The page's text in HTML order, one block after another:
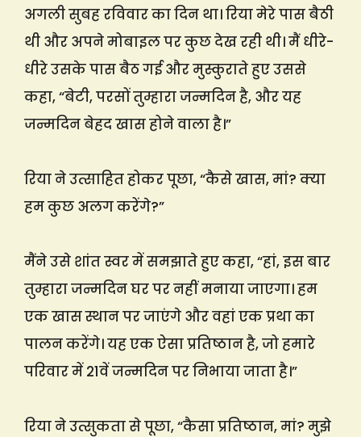
अगली सुबह रविवार का दिन था। रिया मेरे पास बैठी
थी और अपने मोबाइल पर कुछ देख रही थी। मैं धीरे-
धीरे उसके पास बैठ गई और मुस्कुराते हुए उससे
कहा, “बेटी, परसों तुम्हारा जन्मदिन है, और यह
जन्मदिन बेहद खास होने वाला है।”
रिया ने उत्साहित होकर पूछा, “कैसे खास, मां? क्या
हम कुछ अलग करेंगे?”
मैंने उसे शांत स्वर में समझाते हुए कहा, “हां, इस बार
तुम्हारा जन्मदिन घर पर नहीं मनाया जाएगा। हम
एक खास स्थान पर जाएंगे और वहां एक प्रथा का
पालन करेंगे। यह एक ऐसा प्रतिष्ठान है, जो हमारे
परिवार में 21वें जन्मदिन पर निभाया जाता है।”
रिया ने उत्सुकता से पूछा, “कैसा प्रतिष्ठान, मां? मुझे